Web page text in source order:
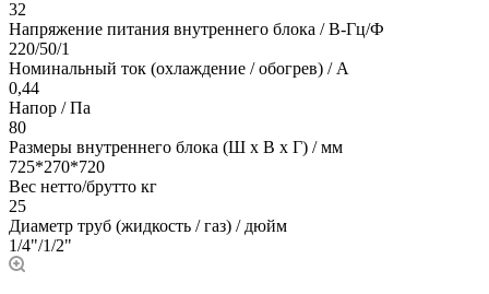
32
Напряжение питания внутреннего блока / В-Гц/Ф
220/50/1
Номинальный ток (охлаждение / обогрев) / A
0,44
Напор / Па
80
Размеры внутреннего блока (Ш х В х Г) / мм
725*270*720
Вес нетто/брутто кг
25
Диаметр труб (жидкость / газ) / дюйм
1/4"/1/2"